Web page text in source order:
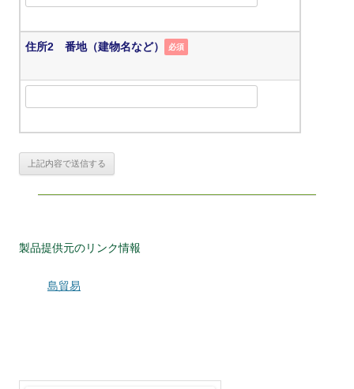
住所2 番地（建物名など） 必須
製品提供元のリンク情報
島貿易